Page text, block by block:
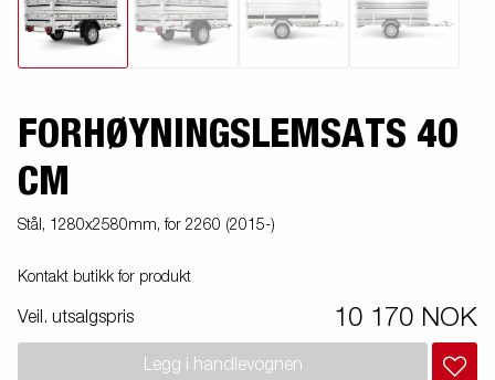
FORHØYNINGSLEMSATS 40
CM
Stål, 1280x2580mm, for 2260 (2015-)
Kontakt butikk for produkt
Veil. utsalgspris 10 170 NOK
Legg i handlevognen